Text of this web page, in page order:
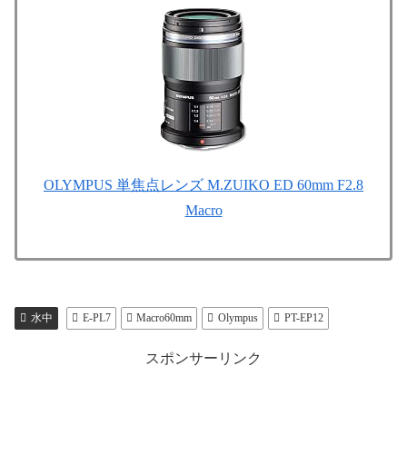
OLYMPUS 単焦点レンズ M.ZUIKO ED 60mm F2.8
Macro
水中 E-PL7 Macro60mm Olympus PT-EP12
スポンサーリンク